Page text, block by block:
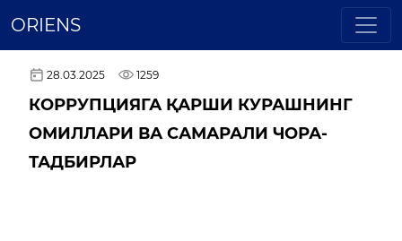
ORIENS
28.03.2025 1259
КОРРУПЦИЯГА ҚАРШИ КУРАШНИНГ
ОМИЛЛАРИ ВА САМАРАЛИ ЧОРА-
ТАДБИРЛАР